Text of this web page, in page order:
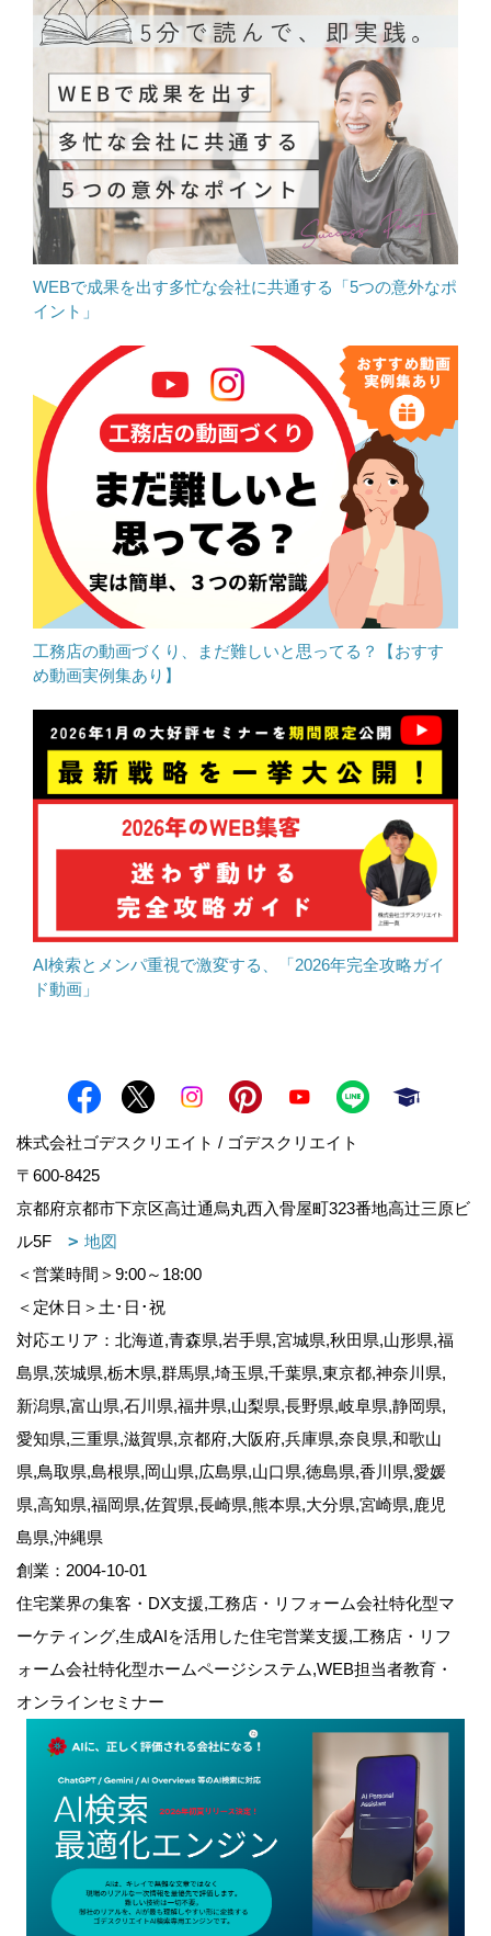
WEBで成果を出す多忙な会社に共通する「5つの意外なポ
イント」
工務店の動画づくり、まだ難しいと思ってる？【おすす
め動画実例集あり】
AI検索とメンパ重視で激変する、「2026年完全攻略ガイ
ド動画」
株式会社ゴデスクリエイト / ゴデスクリエイト
〒600-8425
京都府京都市下京区高辻通烏丸西入骨屋町323番地高辻三原ビ
ル5F
地図
＜営業時間＞9:00～18:00
＜定休日＞土･日･祝
対応エリア：北海道,青森県,岩手県,宮城県,秋田県,山形県,福
島県,茨城県,栃木県,群馬県,埼玉県,千葉県,東京都,神奈川県,
新潟県,富山県,石川県,福井県,山梨県,長野県,岐阜県,静岡県,
愛知県,三重県,滋賀県,京都府,大阪府,兵庫県,奈良県,和歌山
県,鳥取県,島根県,岡山県,広島県,山口県,徳島県,香川県,愛媛
県,高知県,福岡県,佐賀県,長崎県,熊本県,大分県,宮崎県,鹿児
島県,沖縄県
創業：2004-10-01
住宅業界の集客・DX支援,工務店・リフォーム会社特化型マ
ーケティング,生成AIを活用した住宅営業支援,工務店・リフ
ォーム会社特化型ホームページシステム,WEB担当者教育・
オンラインセミナー